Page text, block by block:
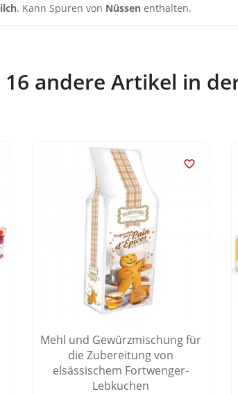
. Kann Spuren von Nüssen enthalten.
16 andere Artikel in

Mehl und Gewürzmischung für
die Zubereitung von
elsässischem Fortwenger-
Lebkuchen